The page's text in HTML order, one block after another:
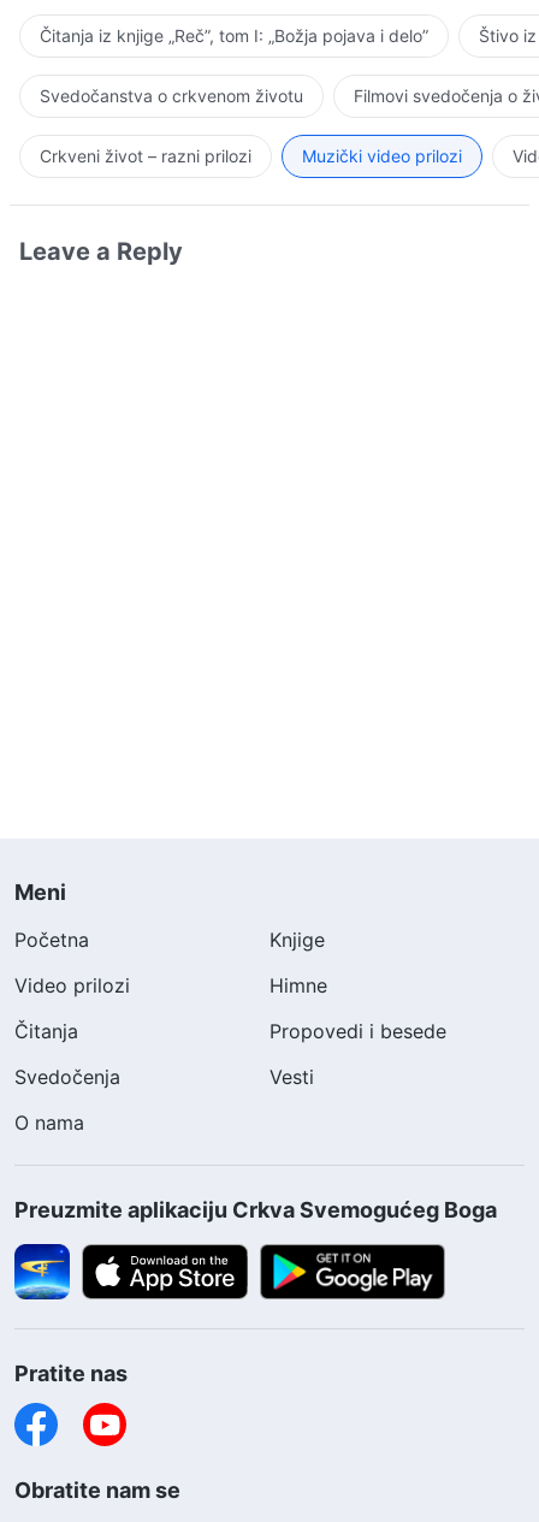
Čitanja iz knjige „Reč”, tom I: „Božja pojava i delo” Štivo
Svedočanstva o crkvenom životu Filmovi svedočenja o
Crkveni život – razni prilozi Muzički video prilozi
Leave a Reply
Meni
Početna
Knjige
Video prilozi
Himne
Čitanja
Propovedi i besede
Svedočenja
Vesti
O nama
Preuzmite aplikaciju Crkva Svemogućeg Boga
Pratite nas
Obratite nam se